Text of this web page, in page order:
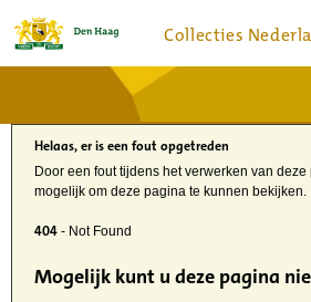
Collecties
Home
Actueel
Bronnen en collecties
Dienstverlening
Bezoek
Over
Helaas, er is een fout opgetreden
Door een fout tijdens het verwerken van
mogelijk om deze pagina te kunnen bekijken.
404 - Not Found
Mogelijk kunt u deze pagina